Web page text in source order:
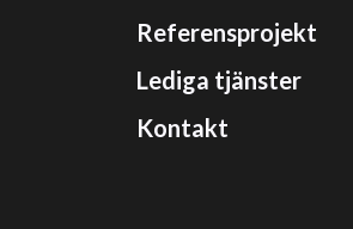
Referensprojekt
Lediga tjänster
Kontakt